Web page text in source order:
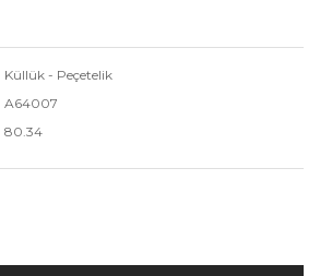
Küllük - Peçetelik
A64007
80.34